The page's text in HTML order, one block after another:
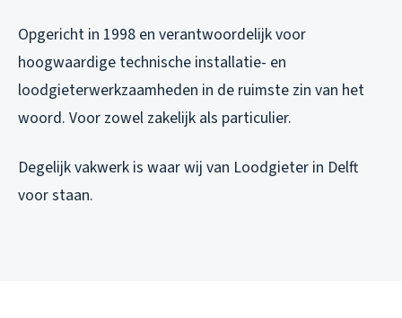
Opgericht in 1998 en verantwoordelijk voor
hoogwaardige technische installatie- en
loodgieterwerkzaamheden in de ruimste zin van het
woord. Voor zowel zakelijk als particulier.
Degelijk vakwerk is waar wij van Loodgieter in Delft
voor staan.